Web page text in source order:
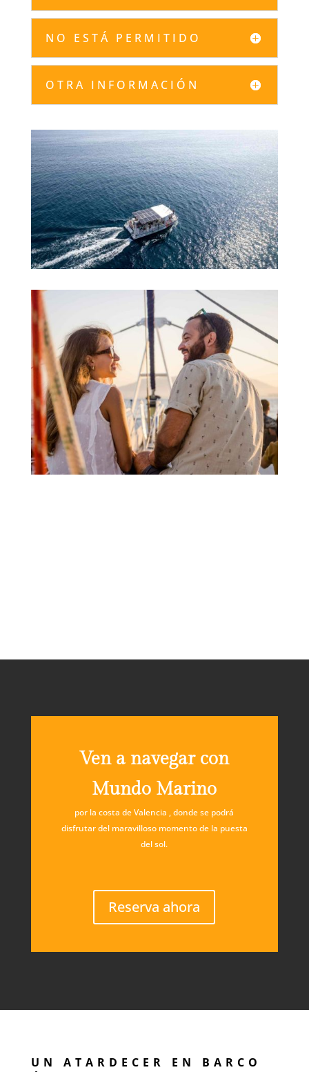
NO ESTÁ PERMITIDO
OTRA INFORMACIÓN
Ven a navegar con
Mundo Marino
por la costa de Valencia , donde se podrá
disfrutar del maravilloso momento de la puesta
del sol.
Reserva ahora
UN ATARDECER EN BARCO